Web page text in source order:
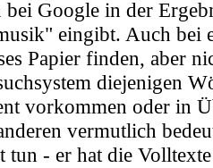
Google in der
eingibt. Auch bei
Papier finden, aber
diejenigen
vorkommen oder in
vermutlich
tun - er hat die